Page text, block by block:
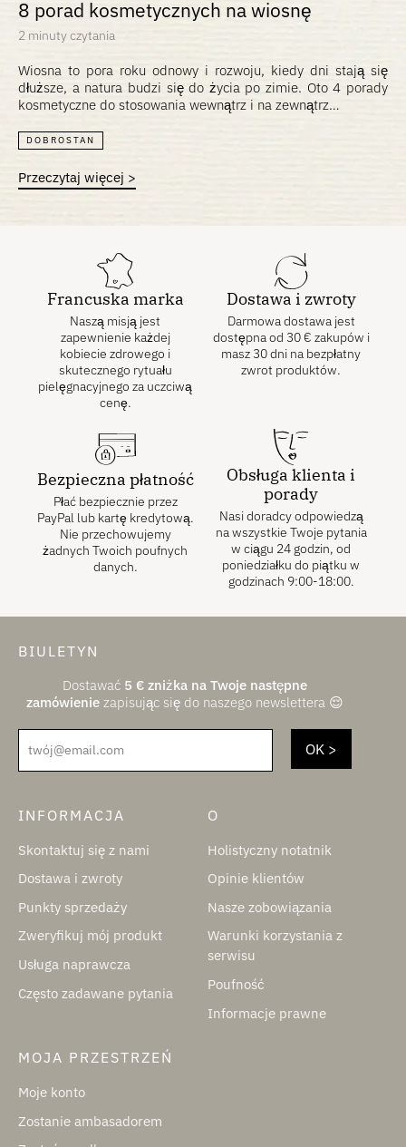
8 porad kosmetycznych na wiosnę
2 minuty czytania
Wiosna to pora roku odnowy i rozwoju, kiedy dni stają się
dłuższe, a natura budzi się do życia po zimie. Oto 4 porady
kosmetyczne do stosowania wewnątrz i na zewnątrz…
DOBROSTAN
Przeczytaj więcej >
Francuska marka
Naszą misją jest
zapewnienie każdej
kobiecie zdrowego i
skutecznego rytuału
pielęgnacyjnego za uczciwą
cenę.
Dostawa i zwroty
Darmowa dostawa jest
dostępna od 30 € zakupów i
masz 30 dni na bezpłatny
zwrot produktów.
Bezpieczna płatność
Płać bezpiecznie przez
PayPal lub kartę kredytową.
Nie przechowujemy
żadnych Twoich poufnych
danych.
Obsługa klienta i
porady
Nasi doradcy odpowiedzą
na wszystkie Twoje pytania
w ciągu 24 godzin, od
poniedziałku do piątku w
godzinach 9:00-18:00.
BIULETYN
Dostawać 5 € zniżka na Twoje następne
zamówienie zapisując się do naszego newslettera 😌
twój@email.com
INFORMACJA
Skontaktuj się z nami
Dostawa i zwroty
Punkty sprzedaży
Zweryfikuj mój produkt
Usługa naprawcza
Często zadawane pytania
O
Holistyczny notatnik
Opinie klientów
Nasze zobowiązania
Warunki korzystania z
serwisu
Poufność
Informacje prawne
MOJA PRZESTRZEŃ
Moje konto
Zostanie ambasadorem